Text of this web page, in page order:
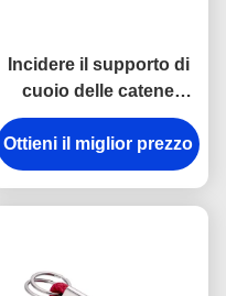
Incidere il supporto di
cuoio delle catene
chiave dell'unità di
elaborazione di logo
intorno a spessore di
Ottieni il miglior prezzo